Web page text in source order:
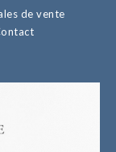
de vente